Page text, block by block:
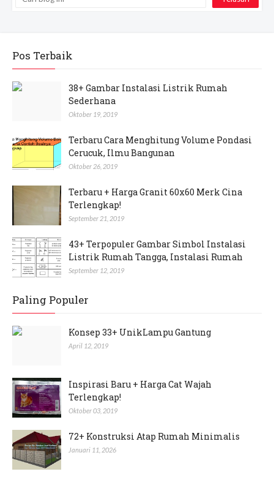
Pos Terbaik
38+ Gambar Instalasi Listrik Rumah
Sederhana
Oktober 19, 2019
Terbaru Cara Menghitung Volume Pondasi
Cerucuk, Ilmu Bangunan
Oktober 26, 2019
Terbaru + Harga Granit 60x60 Merk Cina
Terlengkap!
September 21, 2019
43+ Terpopuler Gambar Simbol Instalasi
Listrik Rumah Tangga, Instalasi Rumah
September 12, 2019
Paling Populer
Konsep 33+ UnikLampu Gantung
April 12, 2019
Inspirasi Baru + Harga Cat Wajah
Terlengkap!
Oktober 03, 2019
72+ Konstruksi Atap Rumah Minimalis
Januari 11, 2026